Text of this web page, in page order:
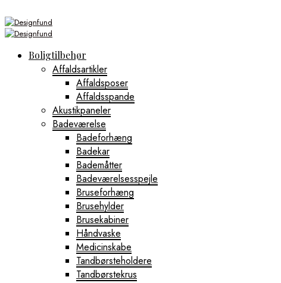
Boligtilbehør
Affaldsartikler
Affaldsposer
Affaldsspande
Akustikpaneler
Badeværelse
Badeforhæng
Badekar
Bademåtter
Badeværelsesspejle
Bruseforhæng
Brusehylder
Brusekabiner
Håndvaske
Medicinskabe
Tandbørsteholdere
Tandbørstekrus